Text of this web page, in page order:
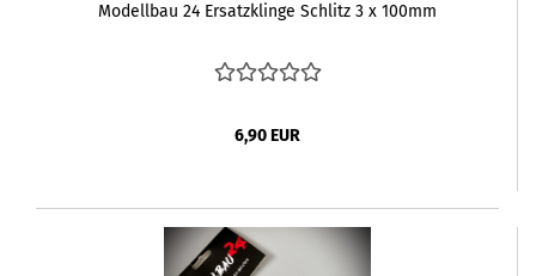
Modellbau 24 Ersatzklinge Schlitz 3 x 100mm
6,90 EUR